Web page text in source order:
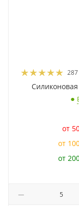
287
от
от
от